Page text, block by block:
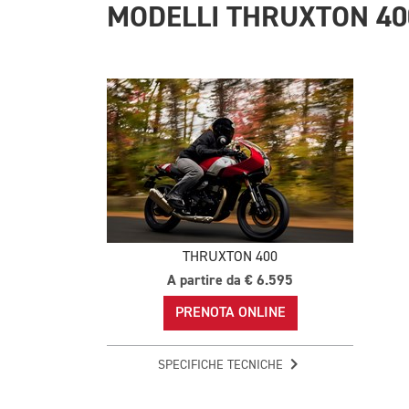
MODELLI THRUXTON
THRUXTON 400
A partire da € 6.595
PRENOTA ONLINE
SPECIFICHE TECNICHE